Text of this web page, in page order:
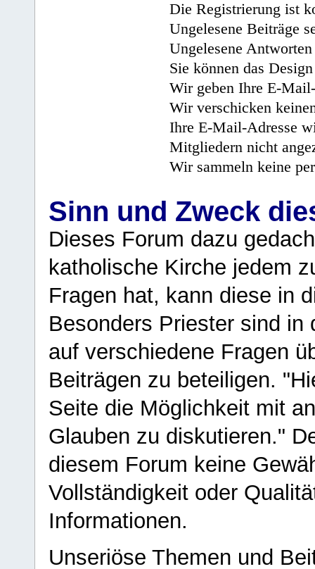
Die Registrierung ist
Ungelesene Beiträge
Ungelesene
Sie können das
Wir geben Ihre E-
Wir verschicken
Ihre E-Mail-Adresse
Mitgliedern nicht
Wir sammeln keine
Sinn und Zweck
Dieses Forum dazu
katholische Kirche jedem
Fragen hat, kann diese in
Besonders Priester sind in
auf verschiedene Fragen
Beiträgen zu beteiligen.
Seite die Möglichkeit mit
Glauben zu diskutieren."
diesem Forum keine
Vollständigkeit oder
Informationen.
Unseriöse Themen und